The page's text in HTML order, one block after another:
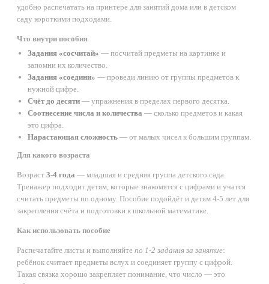
удобно распечатать на принтере для занятий дома или в детском
саду короткими подходами.
Что внутри пособия
Задания «сосчитай» — посчитай предметы на картинке и
запомни их количество.
Задания «соедини» — проведи линию от группы предметов к
нужной цифре.
Счёт до десяти — упражнения в пределах первого десятка.
Соотнесение числа и количества — сколько предметов и какая
это цифра.
Нарастающая сложность — от малых чисел к большим группам.
Для какого возраста
Возраст 3-4 года — младшая и средняя группа детского сада.
Тренажер подходит детям, которые знакомятся с цифрами и учатся
считать предметы по одному. Пособие подойдёт и детям 4-5 лет для
закрепления счёта и подготовки к школьной математике.
Как использовать пособие
Распечатайте листы и выполняйте по 1-2 задания за занятие:
ребёнок считает предметы вслух и соединяет группу с цифрой.
Такая связка хорошо закрепляет понимание, что число — это